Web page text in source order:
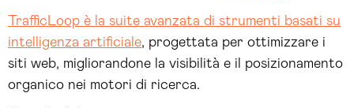
TrafficLoop è la suite avanzata di strumenti basati su
intelligenza artificiale, progettata per ottimizzare i
siti web, migliorandone la visibilità e il posizionamento
organico nei motori di ricerca.